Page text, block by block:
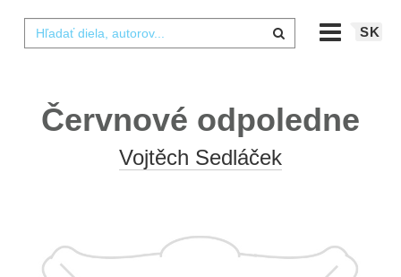
SK
Červnové odpoledne
Vojtěch Sedláček